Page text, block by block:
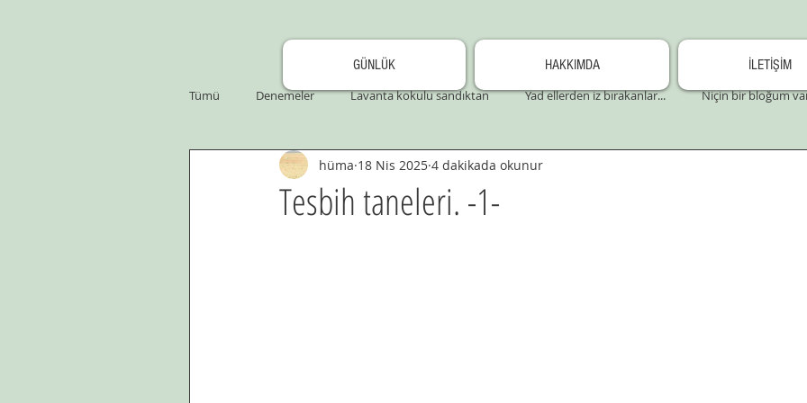
GÜNLÜK HAKKIMDA
İLETİŞİM
Tümü
Denemeler Lavanta kokulu sandıktan Yad ellerden iz bırakanlar... Niçin bir bloğum
Tesbih taneleri. -1-
hüma 18 Nis 2025 4 dakikada okunur